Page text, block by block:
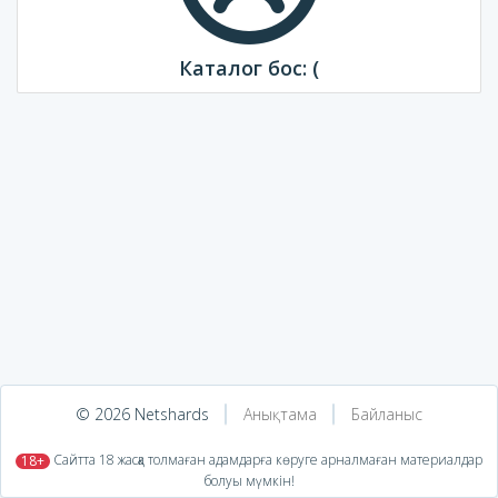
Каталог бос: (
© 2026 Netshards Анықтама Байланыс
18+ ​ Сайтта 18 жасқа толмаған адамдарға көруге арналмаған материалдар
болуы мүмкін!